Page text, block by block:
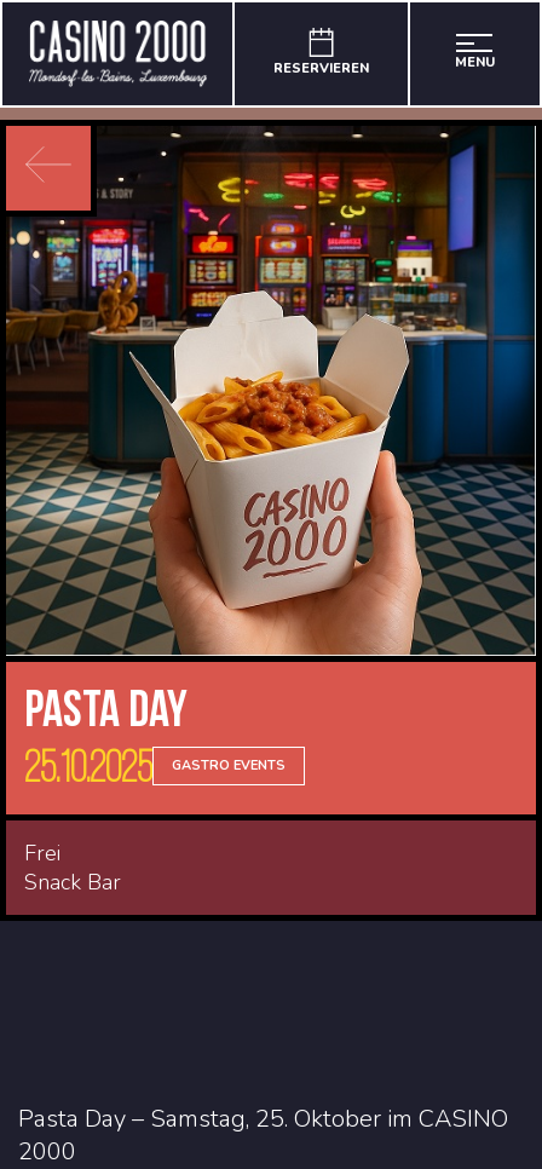
RESERVIEREN MENU
Pasta Day
25.10.2025 GASTRO EVENTS
Frei
Snack Bar
Pasta Day – Samstag, 25. Oktober im CASINO
2000